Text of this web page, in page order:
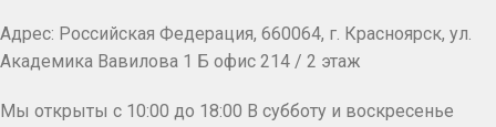
Адрес: Российская Федерация, 660064, г. Красноярск, ул.
Академика Вавилова 1 Б офис 214 / 2 этаж
Мы открыты с 10:00 до 18:00 В субботу и воскресенье